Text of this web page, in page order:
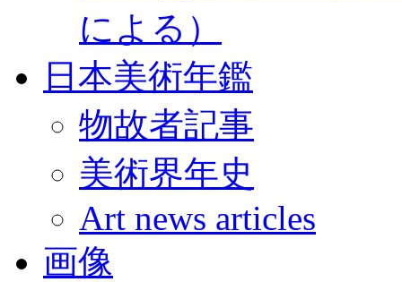
による）
日本美術年鑑
物故者記事
美術界年史
Art news articles
画像